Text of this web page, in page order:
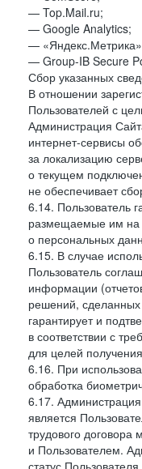
— Top.Mail.ru;
— Google Analytics;
—
— Group-IB Secure
Сбор указанных
В отношении
Пользователей с
Администрация
интернет-сервисы
за локализацию
о текущем
не обеспечивает
6.14. Пользователь
размещаемые им на
о персональных
6.15. В случае
Пользователь
информации
решений,
гарантирует и
в соответствии с
для целей
6.16. При
обработка
6.17. Администрация
является
трудового
и Пользователем.
статус